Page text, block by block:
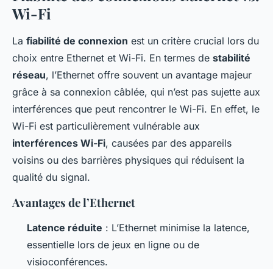
Wi-Fi
La fiabilité de connexion est un critère crucial lors du
choix entre Ethernet et Wi-Fi. En termes de stabilité
réseau, l’Ethernet offre souvent un avantage majeur
grâce à sa connexion câblée, qui n’est pas sujette aux
interférences que peut rencontrer le Wi-Fi. En effet, le
Wi-Fi est particulièrement vulnérable aux
interférences Wi-Fi, causées par des appareils
voisins ou des barrières physiques qui réduisent la
qualité du signal.
Avantages de l’Ethernet
Latence réduite : L’Ethernet minimise la latence,
essentielle lors de jeux en ligne ou de
visioconférences.